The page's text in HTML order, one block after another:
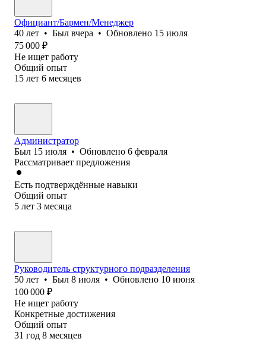
Официант/Бармен/Менеджер
40 лет • Был вчера • Обновлено 15 июля
75 000 ₽
Не ищет работу
Общий опыт
15 лет 6 месяцев
Администратор
Был 15 июля • Обновлено 6 февраля
Рассматривает предложения
Есть подтверждённые навыки
Общий опыт
5 лет 3 месяца
Руководитель структурного подразделения
50 лет • Был 8 июля • Обновлено 10 июня
100 000 ₽
Не ищет работу
Конкретные достижения
Общий опыт
31 год 8 месяцев